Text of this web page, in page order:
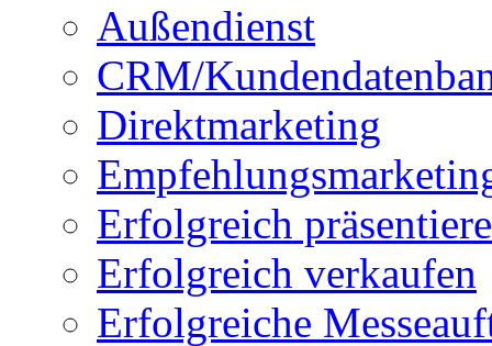
Außendienst
CRM/
Direktmarketing
Erfolgreich
Erfolgreich verkaufen
Erfolgreiche